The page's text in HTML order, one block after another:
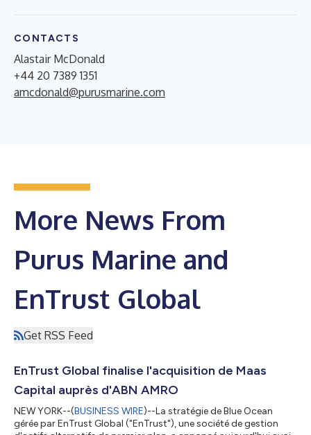
CONTACTS
Alastair McDonald
+44 20 7389 1351
amcdonald@purusmarine.com
More News From
Purus Marine and
EnTrust Global
Get RSS Feed
EnTrust Global finalise l'acquisition de Maas
Capital auprès d'ABN AMRO
NEW YORK--(BUSINESS WIRE)--La stratégie de Blue Ocean
gérée par EnTrust Global ("EnTrust"), une société de gestion